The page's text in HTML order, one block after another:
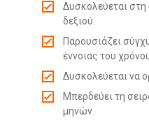
Δυσκολεύεται στη
δεξιού.
Παρουσιάζει
έννοιας του
Δυσκολεύεται να
Μπερδεύει τη
μηνών.